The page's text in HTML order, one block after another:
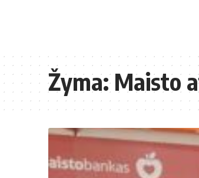
Žyma:Maisto